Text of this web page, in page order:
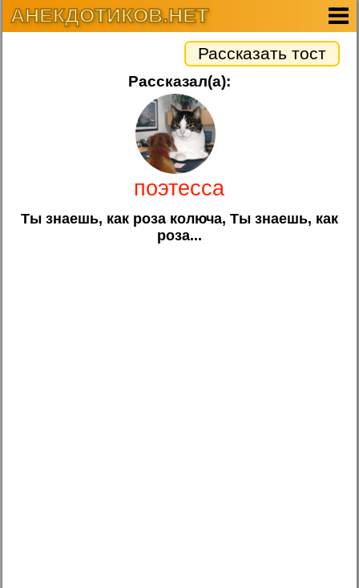
АНЕКДОТИКОВ.НЕТ
Рассказать тост
Рассказал(а):
поэтесса
Ты знаешь, как роза колюча, Ты знаешь, как
роза...